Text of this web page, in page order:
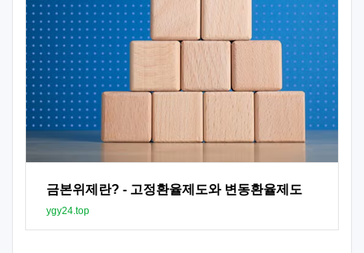
금본위제란? - 고정환율제도와 변동환율제도
ygy24.top